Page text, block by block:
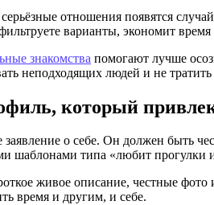
отношения появятся
варианты, экономит
знакомства помогают лучше
неподходящих людей и не
который
о себе. Он должен быть
шаблонами типа «любит прогулки
живое описание, честные
время и другим, и себе.